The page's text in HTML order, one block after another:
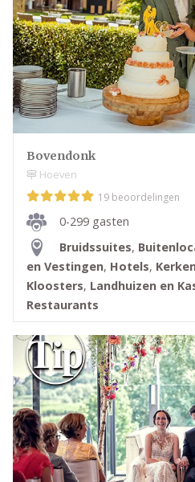
bruiloft past en plan een
die aansluit bij jouw
Bovendonk
Hoeven
19 beoordelingen
0-299 gasten
Bruidssuites,
en Vestingen, Hotels,
Kloosters, Landhuizen en
Restaurants